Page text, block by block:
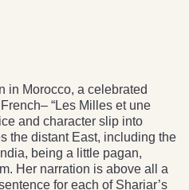
in Morocco, a celebrated
“Les Milles et une
and character slip into
the distant East, including the
being a little pagan,
Her narration is above all a
for each of Shariar’s